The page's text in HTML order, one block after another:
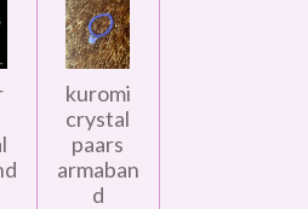
kuromi
crystal
paars
armaban
d